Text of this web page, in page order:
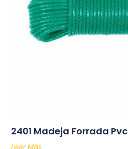
2401 Madeja Forrada Pvc
Leer Más